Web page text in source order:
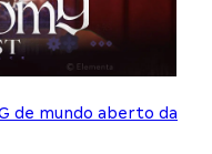
de mundo aberto da